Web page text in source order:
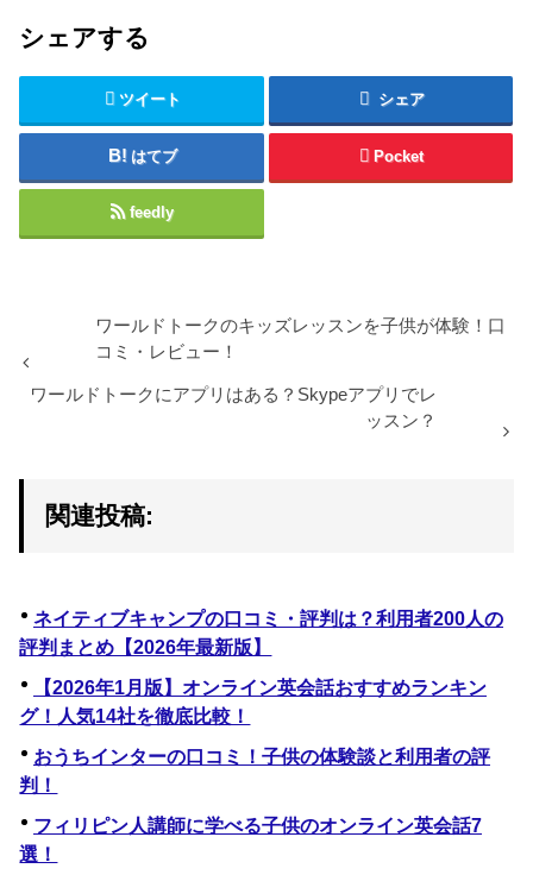
シェアする
ツイート シェア
はてブ Pocket
feedly
ワールドトークのキッズレッスンを子供が体験！口
コミ・レビュー！
ワールドトークにアプリはある？Skypeアプリでレ
ッスン？
関連投稿:
ネイティブキャンプの口コミ・評判は？利用者200人の
評判まとめ【2026年最新版】
【2026年1月版】オンライン英会話おすすめランキン
グ！人気14社を徹底比較！
おうちインターの口コミ！子供の体験談と利用者の評
判！
フィリピン人講師に学べる子供のオンライン英会話7
選！